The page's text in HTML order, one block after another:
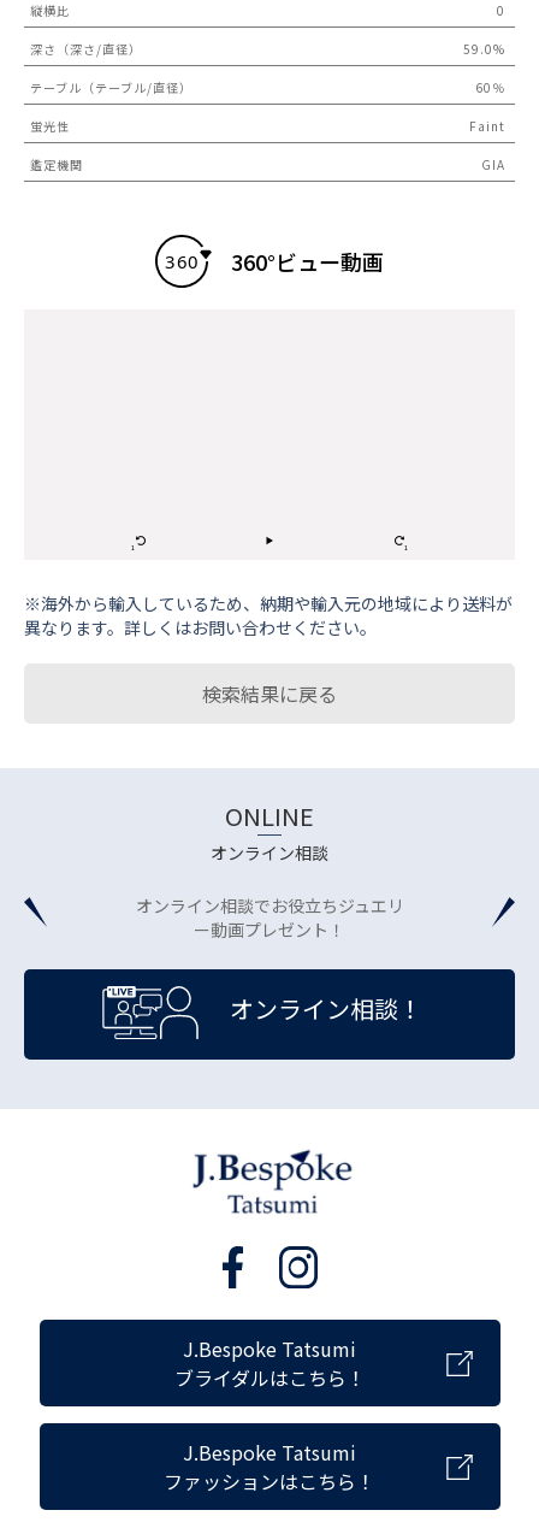
縦横比 0
深さ（深さ/直径） 59.0%
テーブル（テーブル/直径） 60％
蛍光性 Faint
鑑定機関 GIA
360°ビュー動画
※海外から輸⼊しているため、納期や輸⼊元の地域により送料が
異なります。詳しくはお問い合わせください。
検索結果に戻る
ONLINE
オンライン相談
オンライン相談でお役立ちジュエリ
ー動画プレゼント！
オンライン相談！
J.Bespoke Tatsumi
ブライダルはこちら！
J.Bespoke Tatsumi
ファッションはこちら！